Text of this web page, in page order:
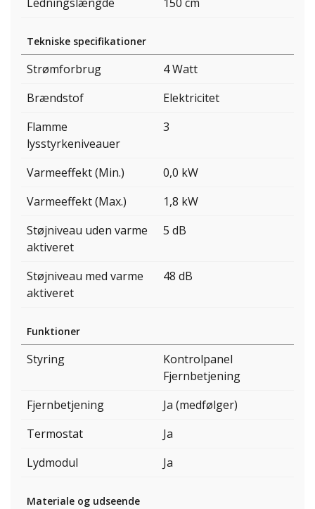
Tekniske specifikationer
Strømforbrug
4 Watt
Brændstof
Elektricitet
Flamme
lysstyrkeniveauer
3
Varmeeffekt (Min.)
0,0 kW
Varmeeffekt (Max.)
1,8 kW
Støjniveau uden varme
aktiveret
5 dB
Støjniveau med varme
aktiveret
48 dB
Funktioner
Styring
Kontrolpanel
Fjernbetjening
Fjernbetjening
Ja (medfølger)
Termostat
Ja
Lydmodul
Ja
Materiale og udseende